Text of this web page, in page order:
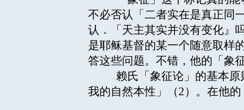
不必否认「二者实在是真正同
认．「天主其实并没有变化』
是耶稣基督的某一个随意取样
答这些问题。不错，他的「象
赖氏「象征论」的基本原
我的自然本性」（2）。在他